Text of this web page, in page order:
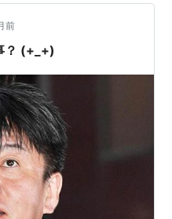
そういう時代だったんで
、NHKの「プロジェクト
に受けがいいとか（と何
前
？ (+_+)